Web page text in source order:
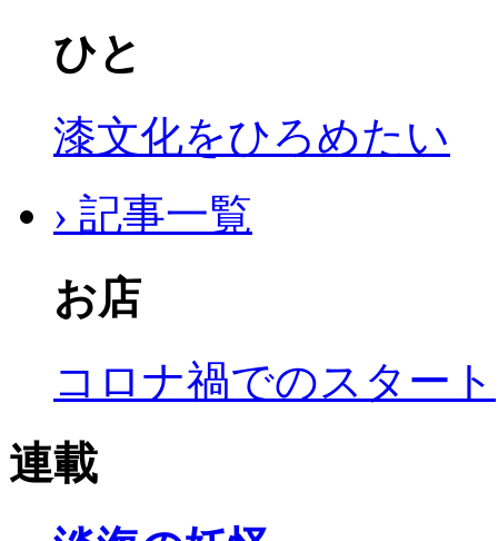
ひと
漆文化をひろめたい
› 記事一覧
お店
コロナ禍でのスタート
連載